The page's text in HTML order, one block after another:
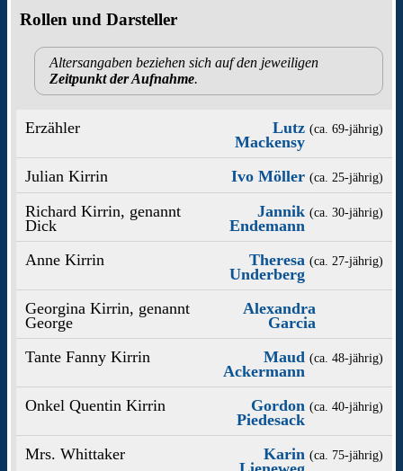
Rollen und Darsteller
Altersangaben beziehen sich auf den jeweiligen
Zeitpunkt der Aufnahme.
Erzähler
Lutz
Mackensy
(ca. 69‑jährig)
Julian Kirrin Ivo Möller (ca. 25‑jährig)
Richard Kirrin, genannt
Dick
Jannik
Endemann
(ca. 30‑jährig)
Anne Kirrin
Theresa
Underberg
(ca. 27‑jährig)
Georgina Kirrin, genannt
George
Alexandra
Garcia
Tante Fanny Kirrin
Maud
Ackermann
(ca. 48‑jährig)
Onkel Quentin Kirrin
Gordon
Piedesack
(ca. 40‑jährig)
Mrs. Whittaker
Karin (ca. 75‑jährig)